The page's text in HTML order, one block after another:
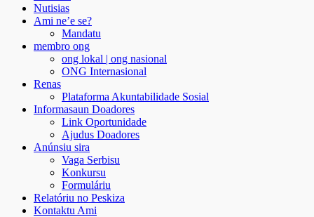
Nutisias
Ami ne’e se?
Mandatu
membro ong
ong lokal | ong nasional
ONG Internasional
Renas
Plataforma Akuntabilidade Sosial
Informasaun Doadores
Link Oportunidade
Ajudus Doadores
Anúnsiu sira
Vaga Serbisu
Konkursu
Formuláriu
Relatóriu no Peskiza
Kontaktu Ami